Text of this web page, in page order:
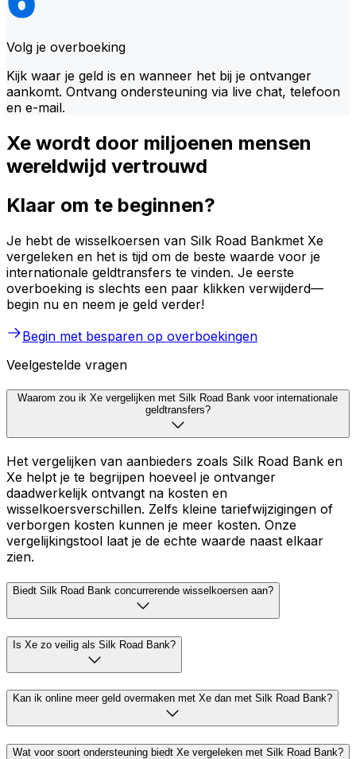
Volg je overboeking
Kijk waar je geld is en wanneer het bij je ontvanger
aankomt. Ontvang ondersteuning via live chat, telefoon
en e-mail.
Xe wordt door miljoenen mensen
wereldwijd vertrouwd
Klaar om te beginnen?
Je hebt de wisselkoersen van Silk Road Bankmet Xe
vergeleken en het is tijd om de beste waarde voor je
internationale geldtransfers te vinden. Je eerste
overboeking is slechts een paar klikken verwijderd—
begin nu en neem je geld verder!
Begin met besparen op overboekingen
Veelgestelde vragen
Waarom zou ik Xe vergelijken met Silk Road Bank voor internationale
geldtransfers?
Het vergelijken van aanbieders zoals Silk Road Bank en
Xe helpt je te begrijpen hoeveel je ontvanger
daadwerkelijk ontvangt na kosten en
wisselkoersverschillen. Zelfs kleine tariefwijzigingen of
verborgen kosten kunnen je meer kosten. Onze
vergelijkingstool laat je de echte waarde naast elkaar
zien.
Biedt Silk Road Bank concurrerende wisselkoersen aan?
Is Xe zo veilig als Silk Road Bank?
Kan ik online meer geld overmaken met Xe dan met Silk Road Bank?
Wat voor soort ondersteuning biedt Xe vergeleken met Silk Road Bank?